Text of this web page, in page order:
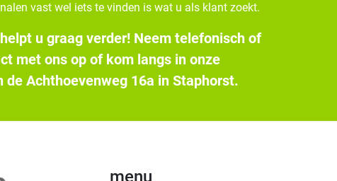
vast wel iets te vinden is wat u als klant zoekt.
u graag verder! Neem telefonisch of
met ons op of kom langs in onze
de Achthoevenweg 16a in Staphorst.